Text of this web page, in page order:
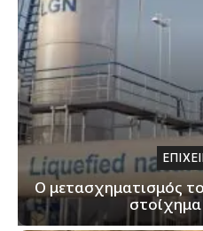
Ο μετασχηματισμός